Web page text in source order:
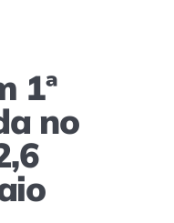
1ª
no